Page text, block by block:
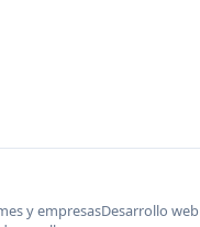
y empresasDesarrollo